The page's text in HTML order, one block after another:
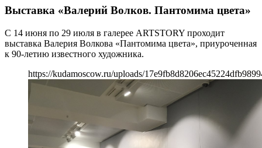
Выставка «Валерий Волков. Пантомима цвета»
С 14 июня по 29 июля в галерее ARTSTORY проходит
выставка Валерия Волкова «Пантомима цвета», приуроченная
к 90-летию известного художника.
https://kudamoscow.ru/uploads/